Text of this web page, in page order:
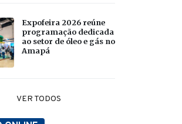
Expofeira 2026 reúne
programação dedicada
ao setor de óleo e gás no
Amapá
VER TODOS